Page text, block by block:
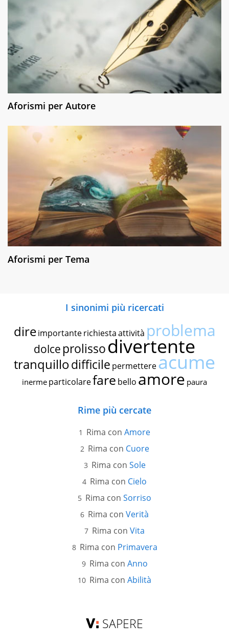
Aforismi per Autore
Aforismi per Tema
I sinonimi più ricercati
dire importante richiestaattività problema
dolce prolissodivertente
tranquillodifficile permettereacume
inerme particolarefare bello amore paura
Rime più cercate
Rima con Amore
Rima con Cuore
Rima con Sole
Rima con Cielo
Rima con Sorriso
Rima con Verità
Rima con Vita
Rima con Primavera
Rima con Anno
Rima con Abilità
SAPERE